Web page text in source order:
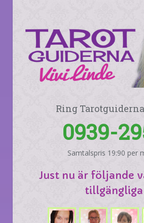
Ring
0939-
Samtalspris 19:90 per
Just nu är följande
tillgängliga